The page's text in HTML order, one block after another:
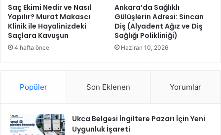
n
d
ı
Saç Ekimi Nedir ve Nasıl
Yapılır? Murat Makascı
Klinik ile Hayalinizdeki
Saçlara Kavuşun
4 hafta önce
Ankara’da Sağlıklı
Gülüşlerin Adresi: Sincan
Diş (Alyadent Ağız ve Diş
Sağlığı Polikliniği)
Haziran 10, 2026
Popüler Son Eklenen Yorumlar
Ukca Belgesi İngiltere Pazarı İçin Yeni
Uygunluk İşareti